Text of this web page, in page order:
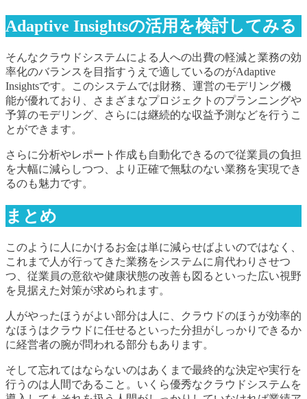
Adaptive Insightsの活用を検討してみる
そんなクラウドシステムによる人への出費の軽減と業務の効
率化のバランスを目指すうえで適しているのがAdaptive
Insightsです。このシステムでは財務、運営のモデリング機
能が優れており、さまざまなプロジェクトのプランニングや
予算のモデリング、さらには継続的な収益予測などを行うこ
とができます。
さらに分析やレポート作成も自動化できるので従業員の負担
を大幅に減らしつつ、より正確で無駄のない業務を実現でき
るのも魅力です。
まとめ
このように人にかけるお金は単に減らせばよいのではなく、
これまで人が行ってきた業務をシステムに肩代わりさせつ
つ、従業員の意欲や健康状態の改善も図るといった広い視野
を見据えた対策が求められます。
人がやったほうがよい部分は人に、クラウドのほうが効率的
なほうはクラウドに任せるといった分担がしっかりできるか
に経営者の腕が問われる部分もあります。
そして忘れてはならないのはあくまで最終的な決定や実行を
行うのは人間であること。いくら優秀なクラウドシステムを